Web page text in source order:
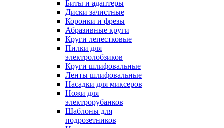
Биты и адаптеры
Диски зачистные
Коронки и фрезы
Абразивные круги
Круги лепестковые
Пилки для
электролобзиков
Круги шлифовальные
Ленты шлифовальные
Насадки для миксеров
Ножи для
электрорубанков
Шаблоны для
подрозетников